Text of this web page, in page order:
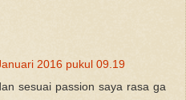
2016 pukul 09.19
sesuai passion saya rasa ga